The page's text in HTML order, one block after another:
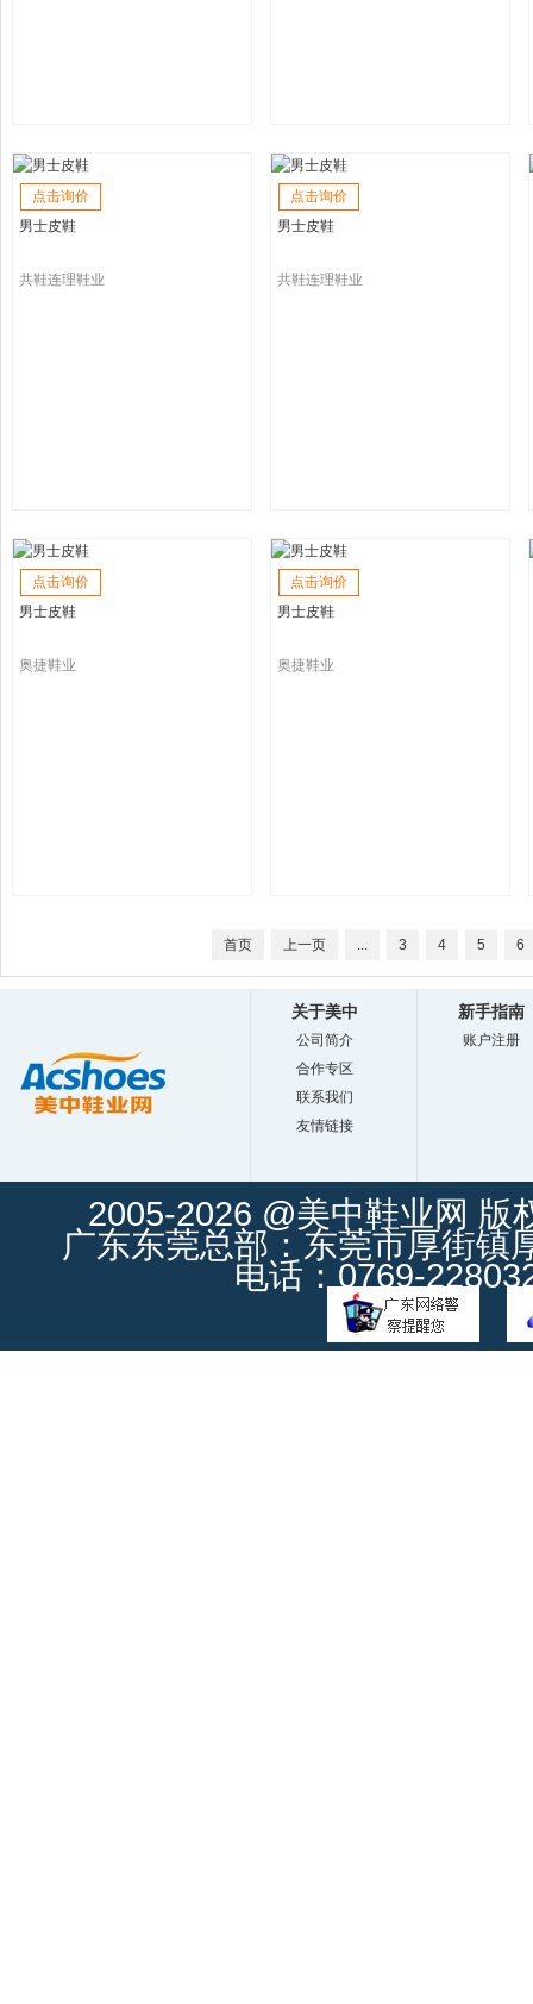
点击询价
男士皮鞋
共鞋连理鞋业
点击询价
男士皮鞋
共鞋连理鞋业
点击询价
男士皮鞋
奥捷鞋业
点击询价
男士皮鞋
奥捷鞋业
首页 上一页 ... 3 4 5 6
关于美中
公司简介
合作专区
联系我们
友情链接
新手指南
账户注册
2005-2026 @美中鞋业网 版
广东东莞总部：东莞市厚街镇
电话：0769-